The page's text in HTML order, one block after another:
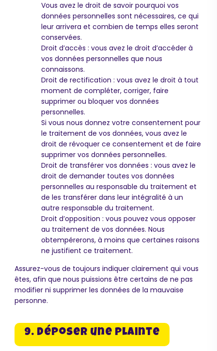
Vous avez le droit de savoir pourquoi vos
données personnelles sont nécessaires, ce qui
leur arrivera et combien de temps elles seront
conservées.
Droit d’accès : vous avez le droit d’accéder à
vos données personnelles que nous
connaissons.
Droit de rectification : vous avez le droit à tout
moment de compléter, corriger, faire
supprimer ou bloquer vos données
personnelles.
Si vous nous donnez votre consentement pour
le traitement de vos données, vous avez le
droit de révoquer ce consentement et de faire
supprimer vos données personnelles.
Droit de transférer vos données : vous avez le
droit de demander toutes vos données
personnelles au responsable du traitement et
de les transférer dans leur intégralité à un
autre responsable du traitement.
Droit d’opposition : vous pouvez vous opposer
au traitement de vos données. Nous
obtempérerons, à moins que certaines raisons
ne justifient ce traitement.
Assurez-vous de toujours indiquer clairement qui vous
êtes, afin que nous puissions être certains de ne pas
modifier ni supprimer les données de la mauvaise
personne.
9. Déposer une plainte